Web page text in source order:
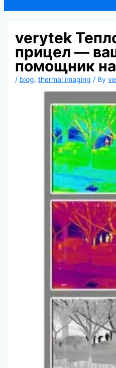
verytek
прицел —
помощник на
/ blog, thermal imaging / By